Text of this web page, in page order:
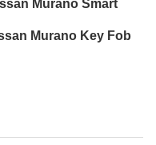
Murano Smart
Murano Key Fob